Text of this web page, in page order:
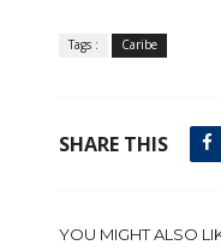
Tags : Caribe
SHARE THIS
YOU MIGHT ALSO